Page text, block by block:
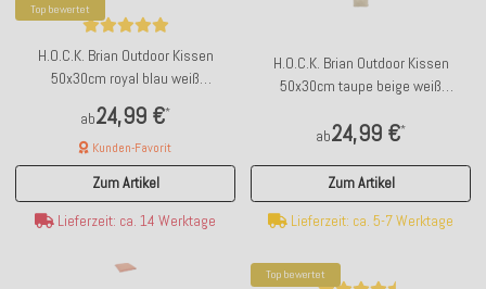
Top bewertet
H.O.C.K. Brian Outdoor Kissen
50x30cm royal blau weiß
ab24,99 €*
Kunden-Favorit
Zum Artikel
Lieferzeit: ca. 14 Werktage
H.O.C.K. Brian Outdoor Kissen
50x30cm taupe beige weiß
ab24,99 €*
Zum Artikel
Lieferzeit: ca. 5-7 Werktage
Top bewertet